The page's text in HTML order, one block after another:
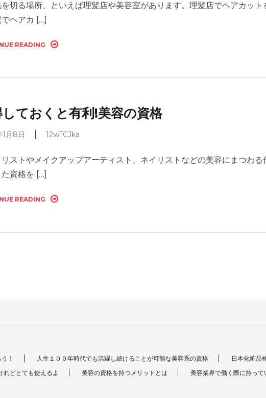
切る場所、といえば理髪店や美容室があります。理髪店でヘアカッ
ヘアカ […]
READING
ておくと有利!美容の資格
月8日 12wTCJka
ストやメイクアップアーティスト、ネイリストなどの美容にまつわ
た資格を […]
READING
！ 人生１００年時代でも活躍し続けることが可能な美容系の資格
日本化粧品
どとても使えるよ
美容の資格を持つメリットとは 美容業界で働く際に持っ